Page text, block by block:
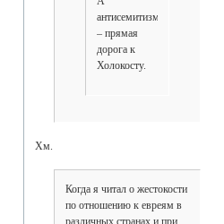
антисемитизм
– прямая
дорога к
Холокосту.
Хм.
Когда я читал о жестокости
по отношению к евреям в
различных странах и при